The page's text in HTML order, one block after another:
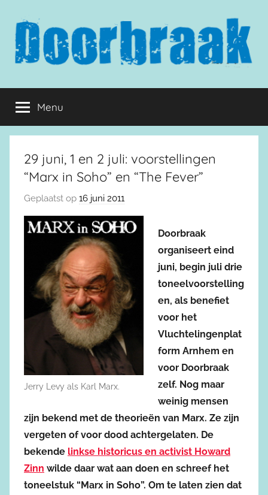
inhoud
springen
Doorbraak.eu
Menu
29 juni, 1 en 2 juli: voorstellingen
“Marx in Soho” en “The Fever”
Geplaatst op 16 juni 2011
Jerry Levy als Karl Marx.
Doorbraak
organiseert eind
juni, begin juli drie
toneelvoorstelling
en, als benefiet
voor het
Vluchtelingenplat
form Arnhem en
voor Doorbraak
zelf. Nog maar
weinig mensen
zijn bekend met de theorieën van Marx. Ze zijn
vergeten of voor dood achtergelaten. De
bekende linkse historicus en activist Howard
Zinn wilde daar wat aan doen en schreef het
toneelstuk “Marx in Soho”. Om te laten zien dat